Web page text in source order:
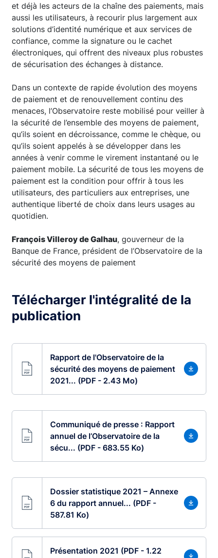
et déjà les acteurs de la chaîne des paiements, mais
aussi les utilisateurs, à recourir plus largement aux
solutions d’identité numérique et aux services de
confiance, comme la signature ou le cachet
électroniques, qui offrent des niveaux plus robustes
de sécurisation des échanges à distance.
Dans un contexte de rapide évolution des moyens
de paiement et de renouvellement continu des
menaces, l’Observatoire reste mobilisé pour veiller à
la sécurité de l’ensemble des moyens de paiement,
qu’ils soient en décroissance, comme le chèque, ou
qu’ils soient appelés à se développer dans les
années à venir comme le virement instantané ou le
paiement mobile. La sécurité de tous les moyens de
paiement est la condition pour offrir à tous les
utilisateurs, des particuliers aux entreprises, une
authentique liberté de choix dans leurs usages au
quotidien.
François Villeroy de Galhau, gouverneur de la
Banque de France, président de l’Observatoire de la
sécurité des moyens de paiement
Télécharger l'intégralité de la
publication
Rapport de l'Observatoire de la
sécurité des moyens de paiement
2021... (PDF - 2.43 Mo)
Communiqué de presse : Rapport
annuel de l’Observatoire de la
sécu... (PDF - 683.55 Ko)
Dossier statistique 2021 – Annexe
6 du rapport annuel... (PDF -
587.81 Ko)
Présentation 2021 (PDF - 1.22